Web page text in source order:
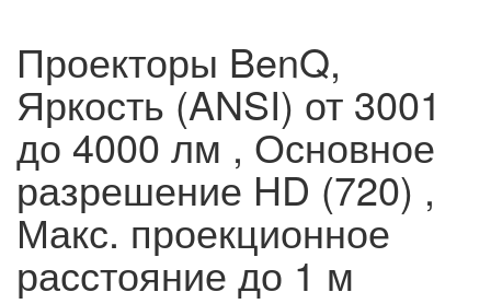
Проекторы BenQ,
Яркость (ANSI) от 3001
до 4000 лм , Основное
разрешение HD (720) ,
Макс. проекционное
расстояние до 1 м